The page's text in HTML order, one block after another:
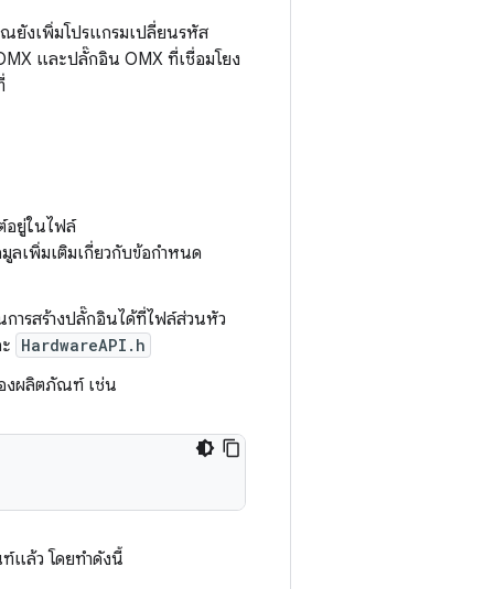
ยังเพิ่มโปรแกรมเปลี่ยนรหัส
และปลั๊กอิน OMX ที่เชื่อมโยง
อยู่ในไฟล์
ลเพิ่มเติมเกี่ยวกับข้อกำหนด
ารสร้างปลั๊กอินได้ที่ไฟล์ส่วนหัว
HardwareAPI.h
งผลิตภัณฑ์ เช่น
แล้ว โดยทำดังนี้